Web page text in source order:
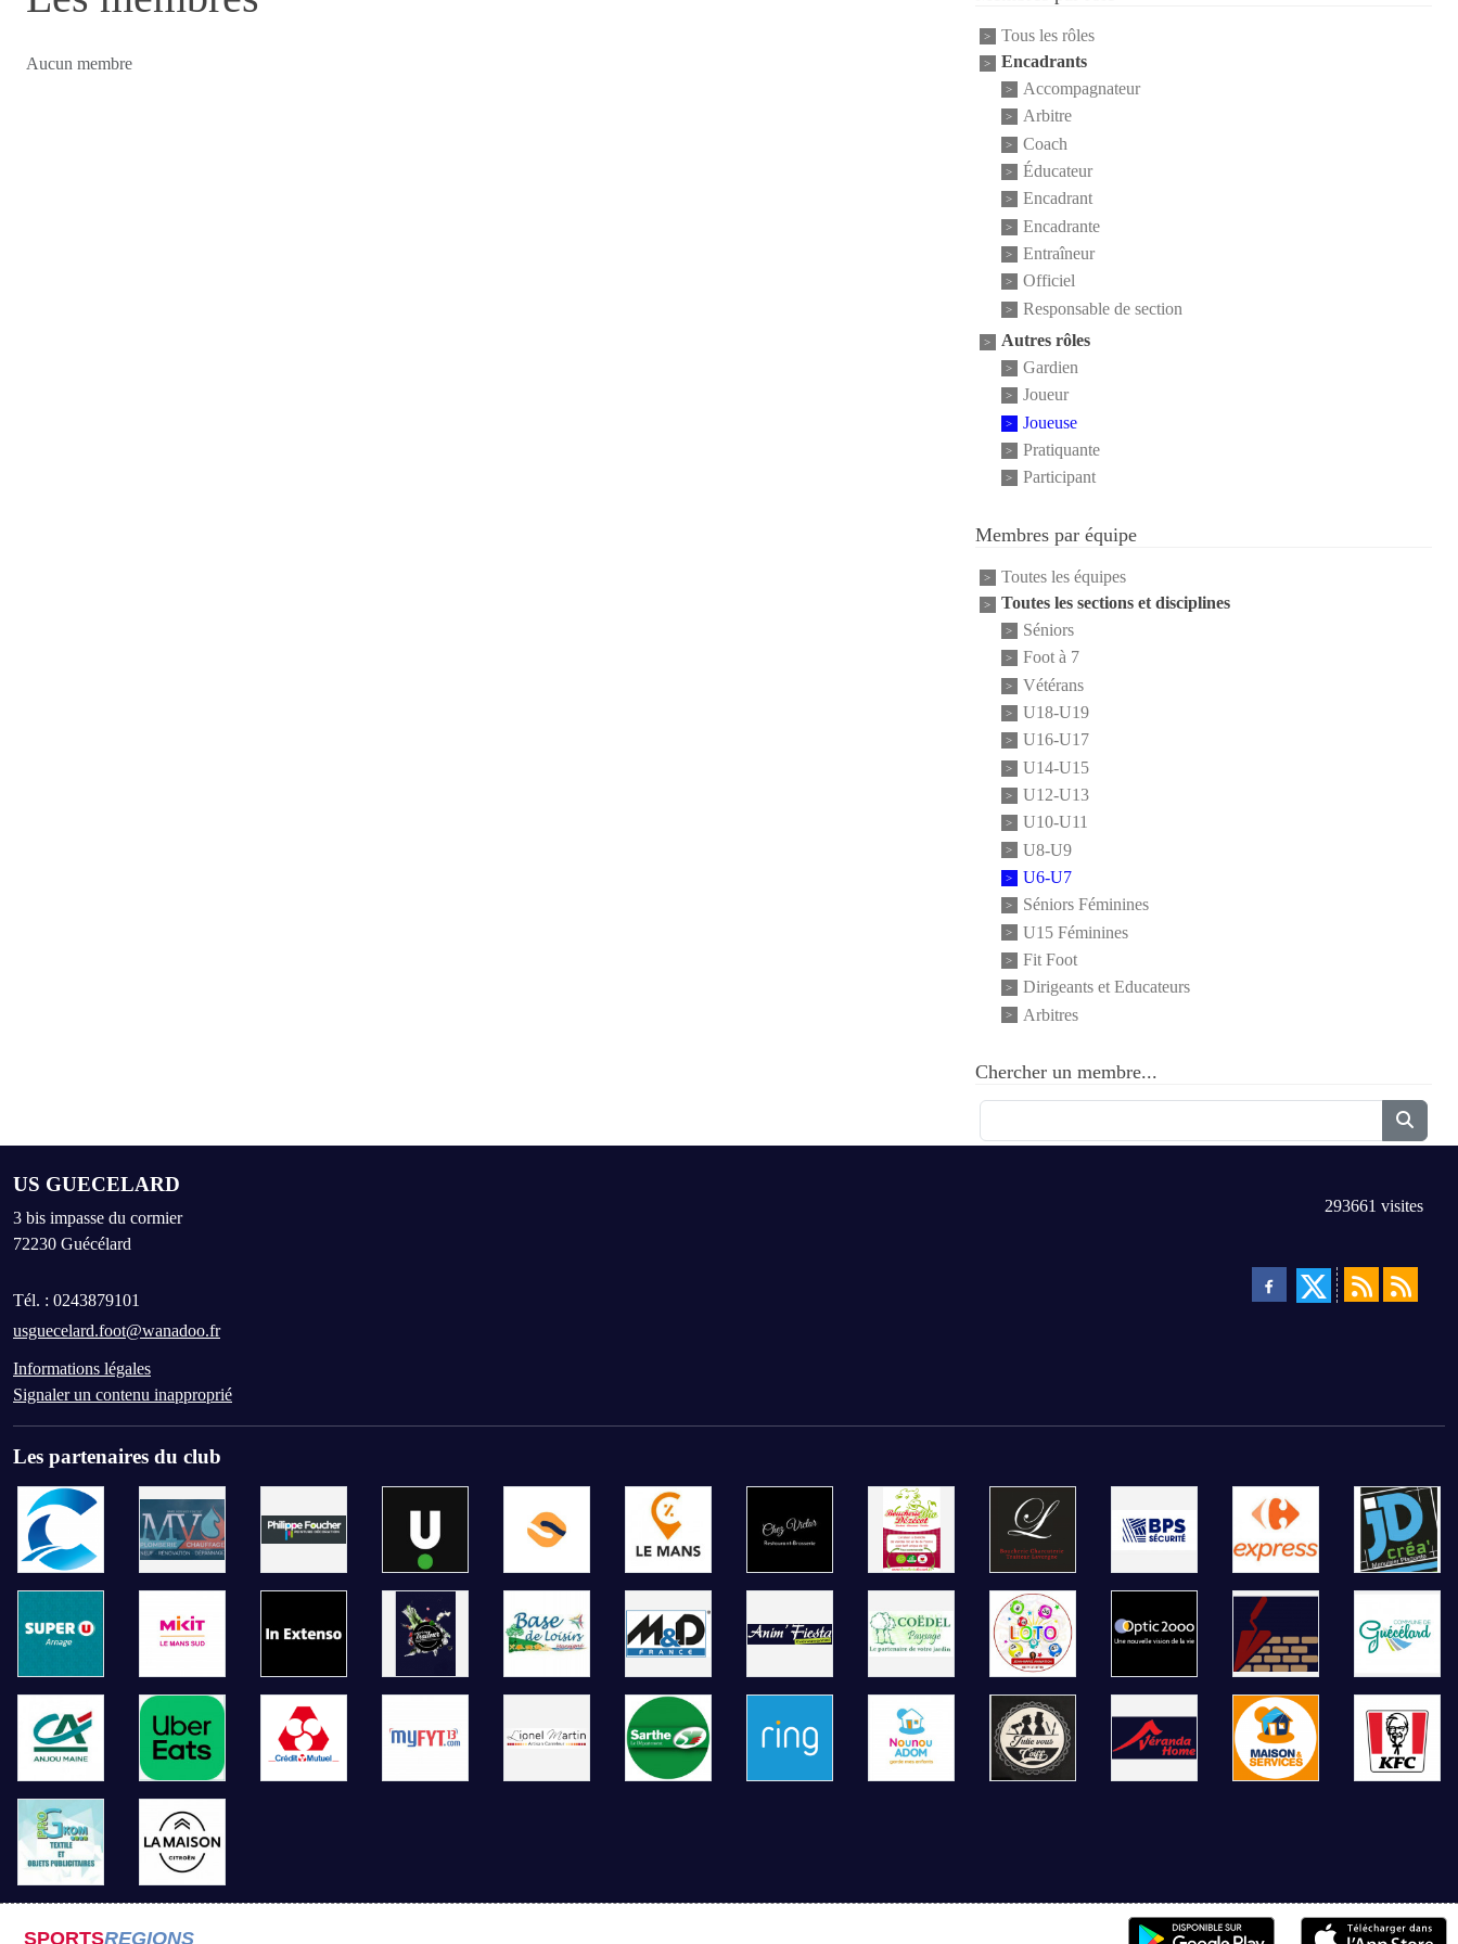
Aucun membre
Tous les rôles
Encadrants
Accompagnateur
Arbitre
Coach
Éducateur
Encadrant
Encadrante
Entraîneur
Officiel
Responsable de section
Autres rôles
Gardien
Joueur
Joueuse
Pratiquante
Participant
Membres par équipe
Toutes les équipes
Toutes les sections et disciplines
Séniors
Foot à 7
Vétérans
U18-U19
U16-U17
U14-U15
U12-U13
U10-U11
U8-U9
U6-U7
Séniors Féminines
U15 Féminines
Fit Foot
Dirigeants et Educateurs
Arbitres
Chercher un membre...
US GUECELARD
3 bis impasse du cormier
72230 Guécélard
Tél. : 0243879101
usguecelard.foot@wanadoo.fr
Informations légales
Signaler un contenu inapproprié
293661 visites
Les partenaires du club
SPORTSREGIONS